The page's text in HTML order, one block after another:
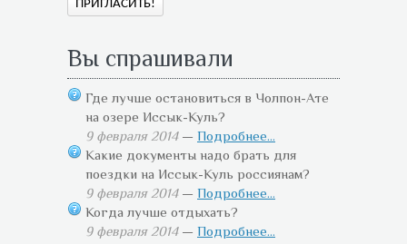
Вы спрашивали
Где лучше остановиться в Чолпон-Ате
на озере Иссык-Куль?
9 февраля 2014— Подробнее...
Какие документы надо брать для
поездки на Иссык-Куль россиянам?
9 февраля 2014— Подробнее...
Когда лучше отдыхать?
9 февраля 2014— Подробнее...